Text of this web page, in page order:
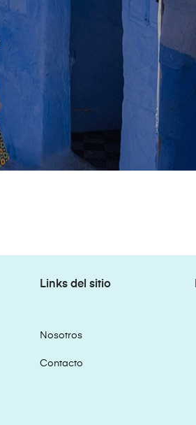
Links del sitio
Nosotros
Contacto